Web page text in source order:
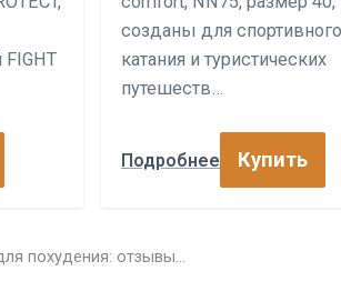
созданы для спортивного
катания и туристических
путешеств…
Подробнее Купить
похудения: отзывы…